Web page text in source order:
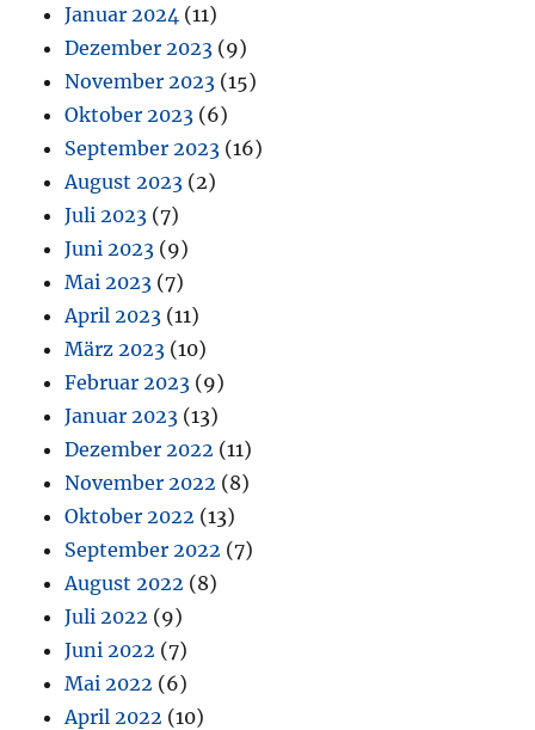
Januar 2024 (11)
Dezember 2023 (9)
November 2023 (15)
Oktober 2023 (6)
September 2023 (16)
August 2023 (2)
Juli 2023 (7)
Juni 2023 (9)
Mai 2023 (7)
April 2023 (11)
März 2023 (10)
Februar 2023 (9)
Januar 2023 (13)
Dezember 2022 (11)
November 2022 (8)
Oktober 2022 (13)
September 2022 (7)
August 2022 (8)
Juli 2022 (9)
Juni 2022 (7)
Mai 2022 (6)
April 2022 (10)